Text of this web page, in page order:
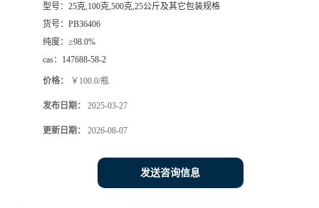
型号： 25克,100克,500克,25公斤及其它包装规格
货号： PB36406
纯度： ≥98.0%
cas： 147688-58-2
价格： ￥100.0/瓶
发布日期： 2025-03-27
更新日期： 2026-08-07
发送咨询信息